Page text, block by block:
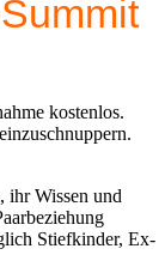
kostenlos.
ihr Wissen und
Stiefkinder, Ex-